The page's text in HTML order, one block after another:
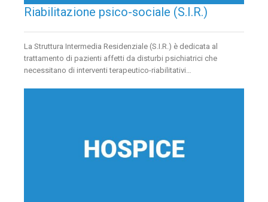
Riabilitazione psico-sociale (S.I.R.)
La Struttura Intermedia Residenziale (S.I.R.) è dedicata al
trattamento di pazienti affetti da disturbi psichiatrici che
necessitano di interventi terapeutico-riabilitativi…